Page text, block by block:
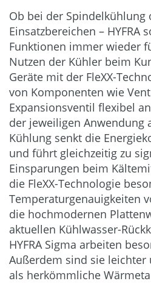
Ob bei der Spindelkühlung
Einsatzbereichen – HYFRA
Funktionen immer wieder
Nutzen der Kühler beim
Geräte mit der FleXX-
von Komponenten wie
Expansionsventil flexibel
der jeweiligen Anwendung
Kühlung senkt die
und führt gleichzeitig zu
Einsparungen beim
die FleXX-Technologie
Temperaturgenauigkeiten
die hochmodernen
aktuellen Kühlwasser-
HYFRA Sigma arbeiten
Außerdem sind sie leichter
als herkömmliche